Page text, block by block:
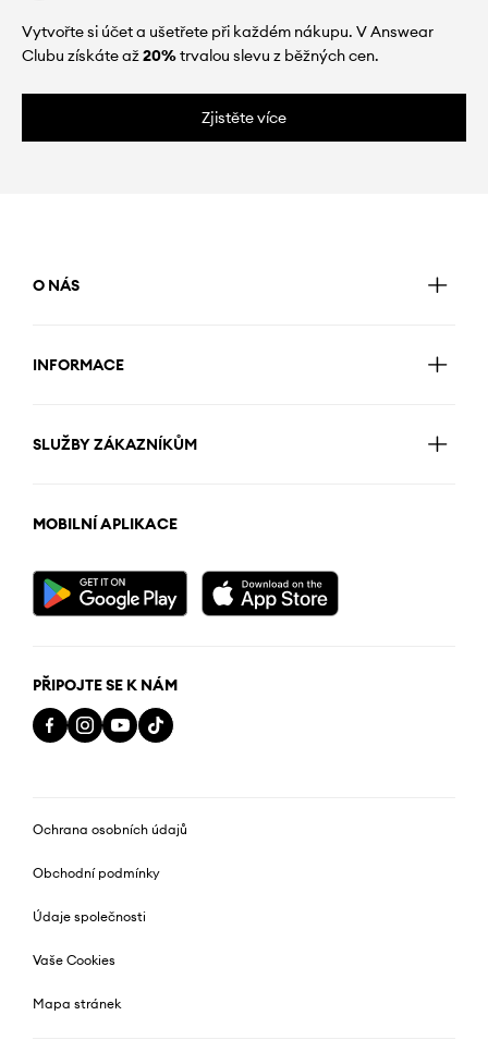
Vytvořte si účet a ušetřete při každém nákupu. V Answear
Clubu získáte až20%trvalou slevu z běžných cen.
Zjistěte více
O NÁS
INFORMACE
SLUŽBY ZÁKAZNÍKŮM
MOBILNÍ APLIKACE
PŘIPOJTE SE K NÁM
Ochrana osobních údajů
Obchodní podmínky
Údaje společnosti
Vaše Cookies
Mapa stránek